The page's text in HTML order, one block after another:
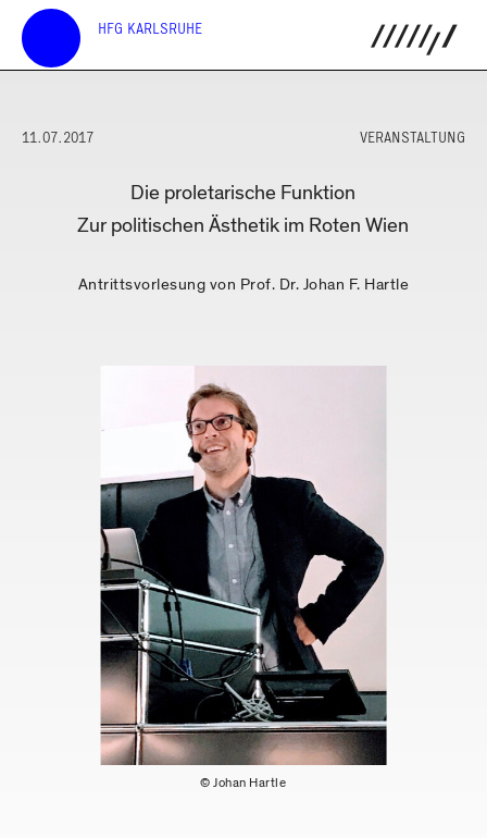
HFG KARLSRUHE
11.07.2017 VERANSTALTUNG
Die proletarische Funktion
Zur politischen Ästhetik im Roten Wien
Antrittsvorlesung von Prof. Dr. Johan F. Hartle
© Johan Hartle